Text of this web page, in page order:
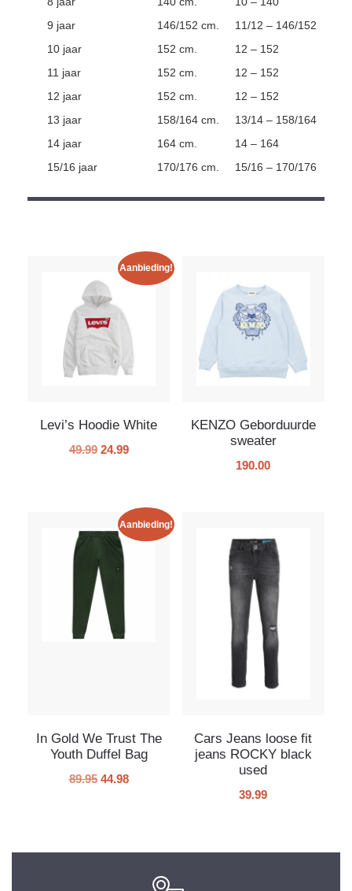
9 jaar
146/152 cm.
11/12 – 146/152
10 jaar
152 cm.
12 – 152
11 jaar
152 cm.
12 – 152
12 jaar
152 cm.
12 – 152
13 jaar
158/164 cm.
13/14 – 158/164
14 jaar
164 cm.
14 – 164
15/16 jaar
170/176 cm. 15/16 – 170/176
Aanbieding!
Levi’s Hoodie White
49.99 24.99
KENZO Geborduurde
sweater
190.00
Aanbieding!
In Gold We Trust The
Youth Duffel Bag
89.95 44.98
Cars Jeans loose fit
jeans ROCKY black
used
39.99